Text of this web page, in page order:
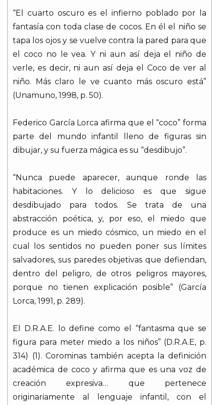
“El cuarto oscuro es el infierno poblado por la
fantasía con toda clase de cocos. En él el niño se
tapa los ojos y se vuelve contra la pared para que
el coco no le vea. Y ni aun así deja el niño de
verle, es decir, ni aun así deja el Coco de ver al
niño. Más claro le ve cuanto más oscuro está”
(Unamuno, 1998, p. 50).
Federico García Lorca afirma que el “coco” forma
parte del mundo infantil lleno de figuras sin
dibujar, y su fuerza mágica es su “desdibujo”.
“Nunca puede aparecer, aunque ronde las
habitaciones. Y lo delicioso es que sigue
desdibujado para todos. Se trata de una
abstracción poética, y, por eso, el miedo que
produce es un miedo cósmico, un miedo en el
cual los sentidos no pueden poner sus límites
salvadores, sus paredes objetivas que defiendan,
dentro del peligro, de otros peligros mayores,
porque no tienen explicación posible” (García
Lorca, 1991, p. 289).
El D.R.A.E. lo define como el “fantasma que se
figura para meter miedo a los niños” (D.R.A.E, p.
314) (1). Corominas también acepta la definición
académica de coco y afirma que es una voz de
creación expresiva… que pertenece
originariamente al lenguaje infantil, con el